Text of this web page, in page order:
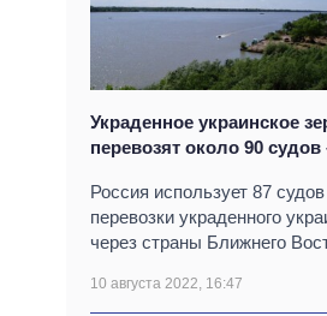
Украденное украинское
перевозят около 90 судов
Россия использует 87
перевозки украденного
через страны Ближнего
10 августа 2022, 16:47